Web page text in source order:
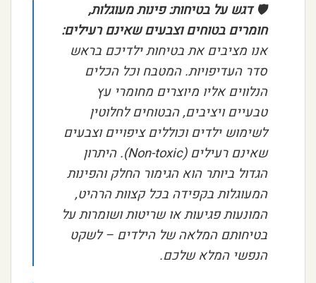
🛡️דגש על בטיחות: פינות מעוגלות,
חומרים בטוחים וצבעים שאינם רעילים:
אנו מציבים את בטיחות ילדיכם בראש
סדר העדיפויות. המטבח וכל הכלים
הנלווים אליו מיוצרים מחומרי עץ
טבעיים ויציבים, הבטוחים לחלוטין
לשימוש ילדים וכוללים ציפויים וצבעים
שאינם רעילים (Non-toxic). היתרון
הגדול ביותר הוא הגימור החלק והפינות
המעוגלות בקפידה בכל קצוות הרהיט,
המונעות פגיעות או שריטות ושומרות על
בטיחותם המלאה של הילדים – לשקט
הנפשי המלא שלכם.